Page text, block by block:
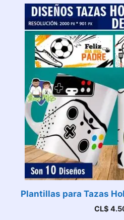
Plantillas para Tazas
CL$